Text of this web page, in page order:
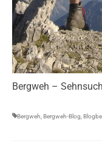
Bergweh –
Bergweh Bergweh-Blog